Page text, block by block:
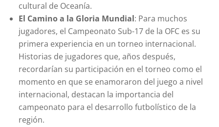
cultural de Oceanía.
El Camino a la Gloria Mundial: Para muchos
jugadores, el Campeonato Sub-17 de la OFC es su
primera experiencia en un torneo internacional.
Historias de jugadores que, años después,
recordarían su participación en el torneo como el
momento en que se enamoraron del juego a nivel
internacional, destacan la importancia del
campeonato para el desarrollo futbolístico de la
región.